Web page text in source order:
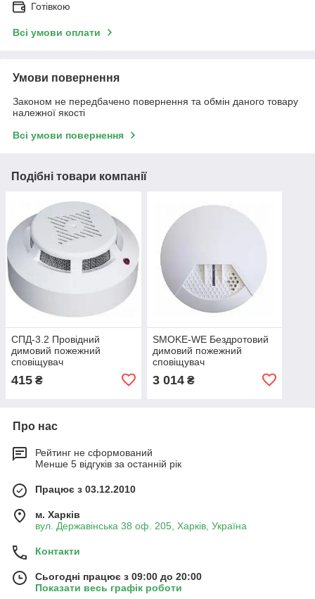
Готівкою
Всі умови оплати
Умови повернення
Законом не передбачено повернення та обмін даного товару
належної якості
Всі умови повернення
Подібні товари компанії
СПД-3.2 Провідний
димовий пожежний
сповіщувач
415 ₴
SMOKE-WE Бездротовий
димовий пожежний
сповіщувач
3 014₴
Про нас
Рейтинг не сформований
Менше 5 відгуків за останній рік
Працює з 03.12.2010
м. Харків
вул. Державінська 38 оф. 205, Харків, Україна
Контакти
Сьогодні працює з 09:00 до 20:00
Показати весь графік роботи